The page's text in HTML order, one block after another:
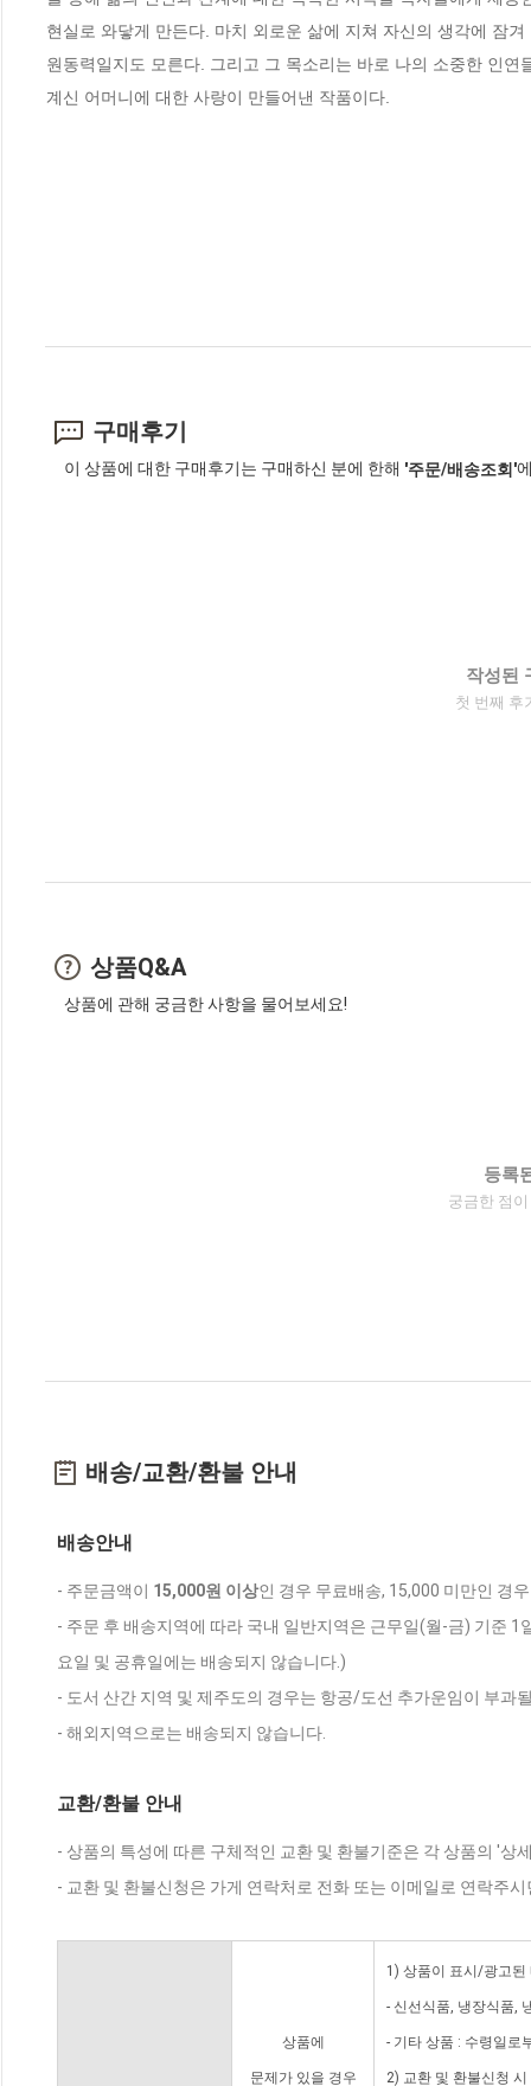
현실로 와닿게 만든다. 마치 외로운 삶에 지쳐 자신의 생각에 잠
원동력일지도 모른다. 그리고 그 목소리는 바로 나의 소중한 인
계신 어머니에 대한 사랑이 만들어낸 작품이다.
구매후기
이 상품에 대한 구매후기는 구매하신 분에 한해 '주문/배송조회'
작성된
첫 번째 후
상품Q&A
상품에 관해 궁금한 사항을 물어보세요!
등록
궁금한 점
배송/교환/환불 안내
배송안내
- 주문금액이 15,000원 이상인 경우 무료배송, 15,000 미만인 경
- 주문 후 배송지역에 따라 국내 일반지역은 근무일(월-금) 기준
요일 및 공휴일에는 배송되지 않습니다.)
- 도서 산간 지역 및 제주도의 경우는 항공/도선 추가운임이 부과
- 해외지역으로는 배송되지 않습니다.
교환/환불 안내
- 상품의 특성에 따른 구체적인 교환 및 환불기준은 각 상품의 '상
- 교환 및 환불신청은 가게 연락처로 전화 또는 이메일로 연락주
상품에
문제가 있을 경우
1) 상품이 표시/광고된
- 신선식품, 냉장식품,
- 기타 상품 : 수령일로
2) 교환 및 환불신청